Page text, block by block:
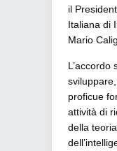
il
Italiana di
Mario
L’accordo
proficue
attività di
della